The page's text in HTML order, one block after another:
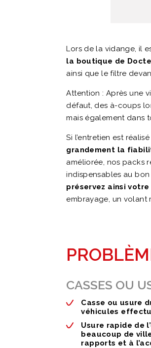
Lors de la vidange, il
la boutique de
ainsi que le filtre
Attention : Après une
défaut, des à-coups
mais également dans
Si l’entretien est
grandement la
améliorée, nos packs
indispensables au
préservez ainsi
embrayage, un volant
CASSES OU
Casse ou usure
véhicules
Usure rapide de
beaucoup de
rapports et à